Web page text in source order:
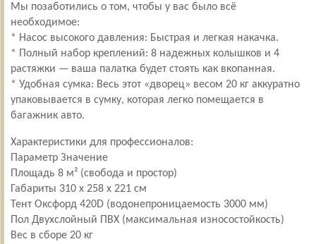
Мы позаботились о том, чтобы у вас было всё
необходимое:
* Насос высокого давления: Быстрая и легкая накачка.
* Полный набор креплений: 8 надежных колышков и 4
растяжки — ваша палатка будет стоять как вкопанная.
* Удобная сумка: Весь этот «дворец» весом 20 кг аккуратно
упаковывается в сумку, которая легко помещается в
багажник авто.
Характеристики для профессионалов:
Параметр Значение
Площадь 8 м² (свобода и простор)
Габариты 310 х 258 х 221 см
Тент Оксфорд 420D (водонепроницаемость 3000 мм)
Пол Двухслойный ПВХ (максимальная износостойкость)
Вес в сборе 20 кг